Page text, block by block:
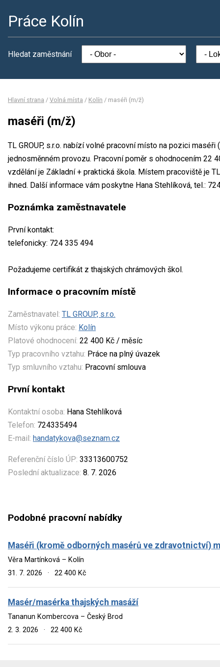
Práce Kolín
Hledat zaměstnání
Hlavní strana / Volná místa / Kolín / maséři (m/ž)
maséři (m/ž)
TL GROUP, s.r.o. nabízí volné pracovní místo na pozici
jednosměnném provozu. Pracovní poměr s ohodnocením 22
vzdělání je Základní + praktická škola. Místem pracoviště je
ihned. Další informace vám poskytne Hana Stehlíková, tel.:
Poznámka zaměstnavatele
První kontakt:
telefonicky: 724 335 494
Požadujeme certifikát z thajských chrámových škol.
Informace o pracovním místě
Zaměstnavatel: TL GROUP, s.r.o.
Místo výkonu práce: Kolín
Platové ohodnocení: 22 400 Kč / měsíc
Typ pracovního vztahu: Práce na plný úvazek
Typ smluvního vztahu: Pracovní smlouva
První kontakt
Kontaktní osoba: Hana Stehlíková
Telefon: 724335494
E-mail: handatykova@seznam.cz
Referenční číslo ÚP: 33313600752
Poslední aktualizace: 8. 7. 2026
Podobné pracovní nabídky
Maséři (kromě odborných masérů ve zdravotnictví)
Věra Martínková – Kolín
31. 7. 2026
· 22 400 Kč
Masér/masérka thajských masáží
Tananun Kombercova – Český Brod
2. 3. 2026
· 22 400 Kč